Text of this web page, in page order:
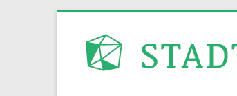
springen
Stuttgart